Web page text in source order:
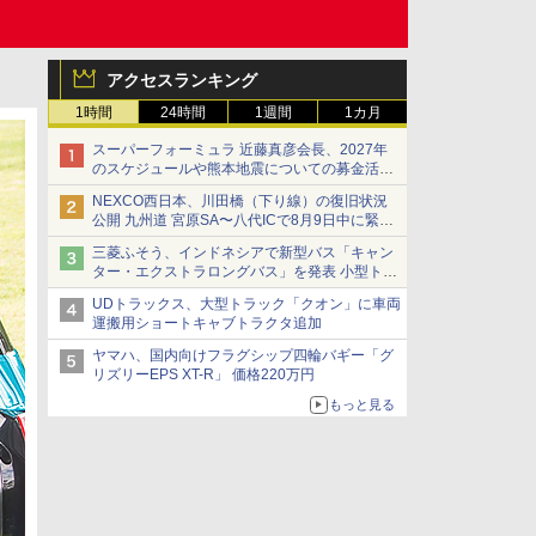
アクセスランキング
1時間 24時間 1週間 1カ月
スーパーフォーミュラ 近藤真彦会長、2027年
のスケジュールや熊本地震についての募金活動
を紹介
NEXCO西日本、川田橋（下り線）の復旧状況
公開 九州道 宮原SA〜八代ICで8月9日中に緊急
車両を通行可能に
三菱ふそう、インドネシアで新型バス「キャン
ター・エクストラロングバス」を発表 小型トラ
ックベースの観光・旅客輸送向けバス
UDトラックス、大型トラック「クオン」に車両
運搬用ショートキャブトラクタ追加
ヤマハ、国内向けフラグシップ四輪バギー「グ
リズリーEPS XT-R」 価格220万円
もっと見る